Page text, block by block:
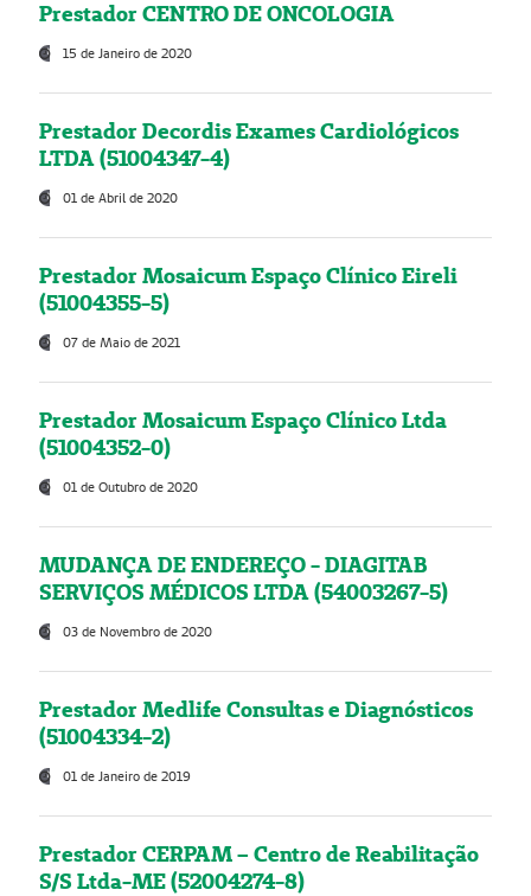
Prestador CENTRO DE ONCOLOGIA
15 de Janeiro de 2020
Prestador Decordis Exames Cardiológicos
LTDA (51004347-4)
01 de Abril de 2020
Prestador Mosaicum Espaço Clínico Eireli
(51004355-5)
07 de Maio de 2021
Prestador Mosaicum Espaço Clínico Ltda
(51004352-0)
01 de Outubro de 2020
MUDANÇA DE ENDEREÇO - DIAGITAB
SERVIÇOS MÉDICOS LTDA (54003267-5)
03 de Novembro de 2020
Prestador Medlife Consultas e Diagnósticos
(51004334-2)
01 de Janeiro de 2019
Prestador CERPAM – Centro de Reabilitação
S/S Ltda-ME (52004274-8)